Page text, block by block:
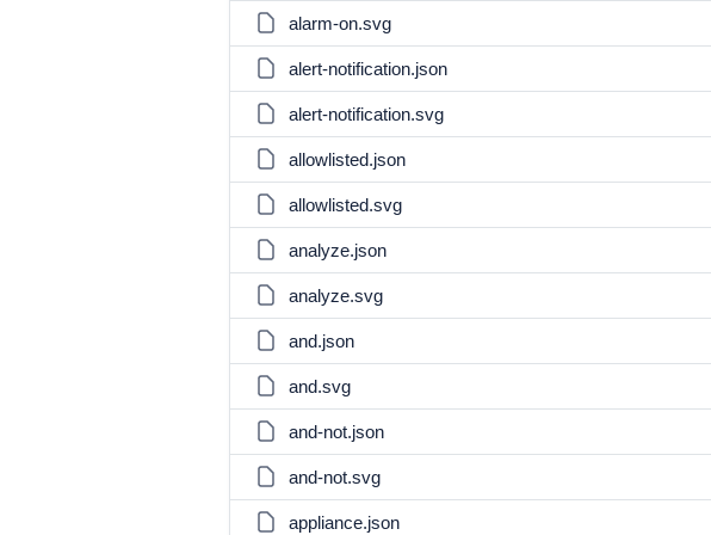
alarm-on.svg
alert-notification.json
alert-notification.svg
allowlisted.json
allowlisted.svg
analyze.json
analyze.svg
and.json
and.svg
and-not.json
and-not.svg
appliance.json